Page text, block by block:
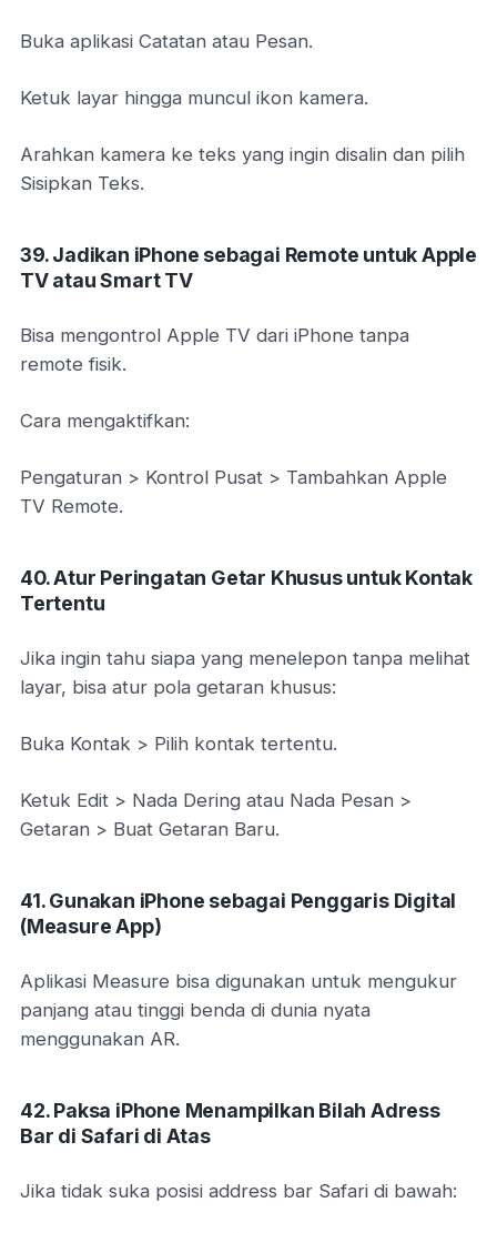
Buka aplikasi Catatan atau Pesan.
Ketuk layar hingga muncul ikon kamera.
Arahkan kamera ke teks yang ingin disalin dan pilih
Sisipkan Teks.
39. Jadikan iPhone sebagai Remote untuk Apple
TV atau Smart TV
Bisa mengontrol Apple TV dari iPhone tanpa
remote fisik.
Cara mengaktifkan:
Pengaturan > Kontrol Pusat > Tambahkan Apple
TV Remote.
40. Atur Peringatan Getar Khusus untuk Kontak
Tertentu
Jika ingin tahu siapa yang menelepon tanpa melihat
layar, bisa atur pola getaran khusus:
Buka Kontak > Pilih kontak tertentu.
Ketuk Edit > Nada Dering atau Nada Pesan >
Getaran > Buat Getaran Baru.
41. Gunakan iPhone sebagai Penggaris Digital
(Measure App)
Aplikasi Measure bisa digunakan untuk mengukur
panjang atau tinggi benda di dunia nyata
menggunakan AR.
42. Paksa iPhone Menampilkan Bilah Adress
Bar di Safari di Atas
Jika tidak suka posisi address bar Safari di bawah: